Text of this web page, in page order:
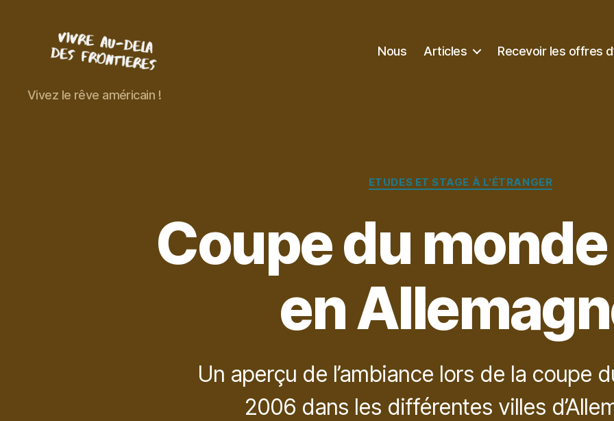
Vivre
au-
Vivez le rêve américain !
Nous Articles Recevoir les offres
Catégories
ETUDES ET STAGE À L'ÉTRANGER
Coupe du
en
Un aperçu de l’ambiance lors de la coupe
2006 dans les différentes villes